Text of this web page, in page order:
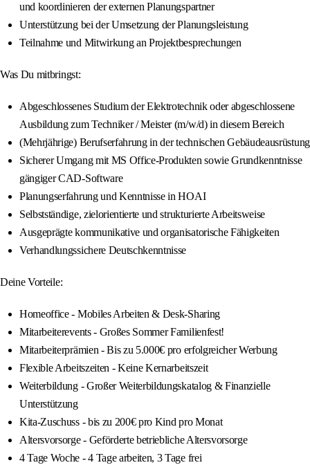
und koordinieren der externen Planungspartner
Unterstützung bei der Umsetzung der Planungsleistung
Teilnahme und Mitwirkung an Projektbesprechungen
Was Du mitbringst:
Abgeschlossenes Studium der Elektrotechnik oder abgeschlossene
Ausbildung zum Techniker / Meister (m/w/d) in diesem Bereich
(Mehrjährige) Berufserfahrung in der technischen Gebäudeausrüstung
Sicherer Umgang mit MS Office-Produkten sowie Grundkenntnisse
gängiger CAD-Software
Planungserfahrung und Kenntnisse in HOAI
Selbstständige, zielorientierte und strukturierte Arbeitsweise
Ausgeprägte kommunikative und organisatorische Fähigkeiten
Verhandlungssichere Deutschkenntnisse
Deine Vorteile:
Homeoffice - Mobiles Arbeiten & Desk-Sharing
Mitarbeiterevents - Großes Sommer Familienfest!
Mitarbeiterprämien - Bis zu 5.000€ pro erfolgreicher Werbung
Flexible Arbeitszeiten - Keine Kernarbeitszeit
Weiterbildung - Großer Weiterbildungskatalog & Finanzielle
Unterstützung
Kita-Zuschuss - bis zu 200€ pro Kind pro Monat
Altersvorsorge - Geförderte betriebliche Altersvorsorge
4 Tage Woche - 4 Tage arbeiten, 3 Tage frei